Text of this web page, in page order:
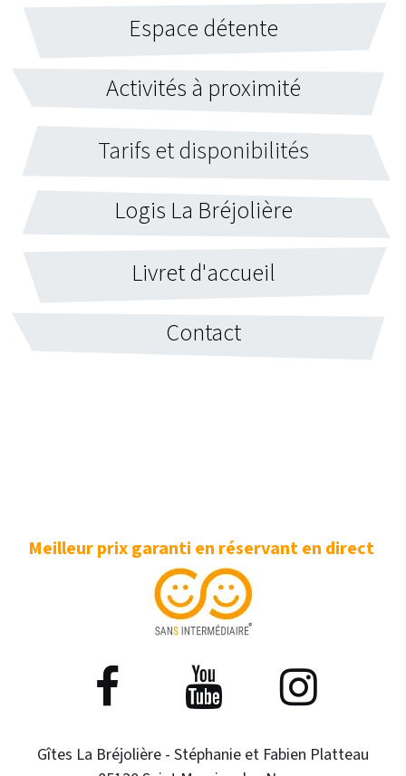
Espace détente
Activités à proximité
Tarifs et disponibilités
Logis La Bréjolière
Livret d'accueil
Contact
Meilleur prix garanti en réservant en direct
Gîtes La Bréjolière - Stéphanie et Fabien Platteau